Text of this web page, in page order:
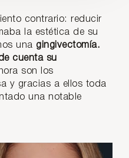
contrario: reducir
la estética de su
una gingivectomía.
cuenta su
son los
y gracias a ellos toda
una notable